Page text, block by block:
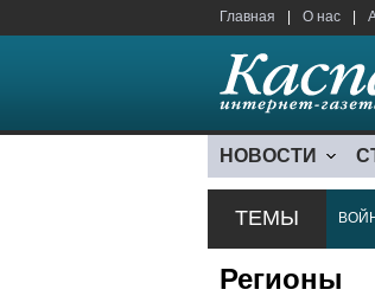
Главная О нас
НОВОСТИ
ТЕМЫ
Регионы